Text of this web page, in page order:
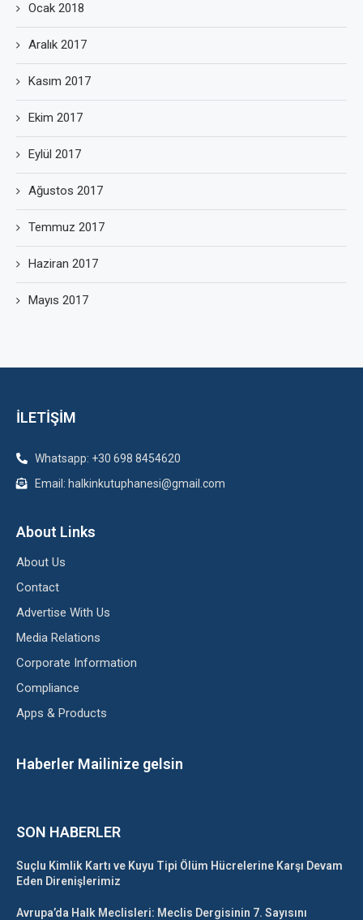
Ocak 2018
Aralık 2017
Kasım 2017
Ekim 2017
Eylül 2017
Ağustos 2017
Temmuz 2017
Haziran 2017
Mayıs 2017
İLETİŞİM
Whatsapp: +30 698 8454620
Email: halkinkutuphanesi@gmail.com
About Links
About Us
Contact
Advertise With Us
Media Relations
Corporate Information
Compliance
Apps & Products
Haberler Mailinize gelsin
SON HABERLER
Suçlu Kimlik Kartı ve Kuyu Tipi Ölüm Hücrelerine Karşı Devam
Eden Direnişlerimiz
Avrupa’da Halk Meclisleri: Meclis Dergisinin 7. Sayısını